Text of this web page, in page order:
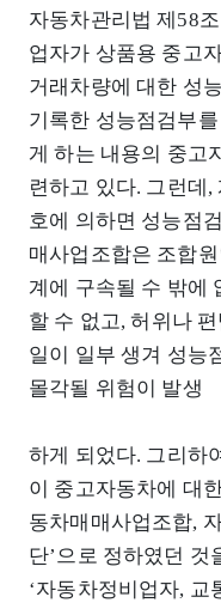
자동차관리법 제58
업자가 상품용 중고
거래차량에 대한 성
기록한 성능점검부
게 하는 내용의 중고
련하고 있다. 그런데,
호에 의하면 성능점
매사업조합은 조합
계에 구속될 수 밖에
할 수 없고, 허위나
일이 일부 생겨 성능
몰각될 위험이 발생
하게 되었다. 그리하
이 중고자동차에 대
동차매매사업조합,
단’으로 정하였던 것
‘자동차정비업자,